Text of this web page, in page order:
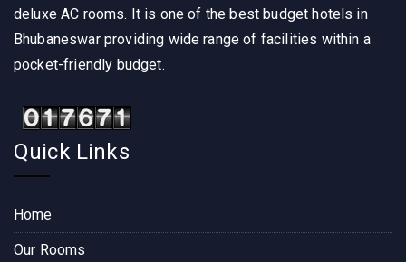
deluxe AC rooms. It is one of the best budget hotels in
Bhubaneswar providing wide range of facilities within a
pocket-friendly budget.
Quick Links
Home
Our Rooms